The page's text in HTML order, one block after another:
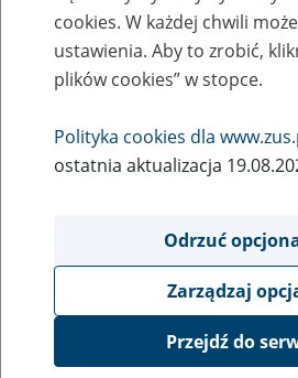
Zaproś ZUS do siebie -
eZUS w siedzibie Twojej
Rodzaj wydarzenia
Szkolenia
obsługa klientów
Event description
Platforma Usług Elektronicznych ZUS
cookies. W każdej chwili
ustawienia. Aby to zrobić,
plików cookies” w stopce.
Polityka cookies dla
ostatnia aktualizacja
Odrzuć
Zarządzaj
Przejdź do